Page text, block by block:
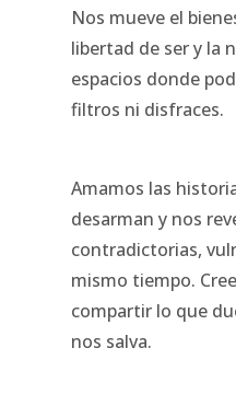
Nos mueve el
libertad de ser y la
espacios donde
filtros ni disfraces.
Amamos las
desarman y nos
contradictorias,
mismo tiempo.
compartir lo que
nos salva.